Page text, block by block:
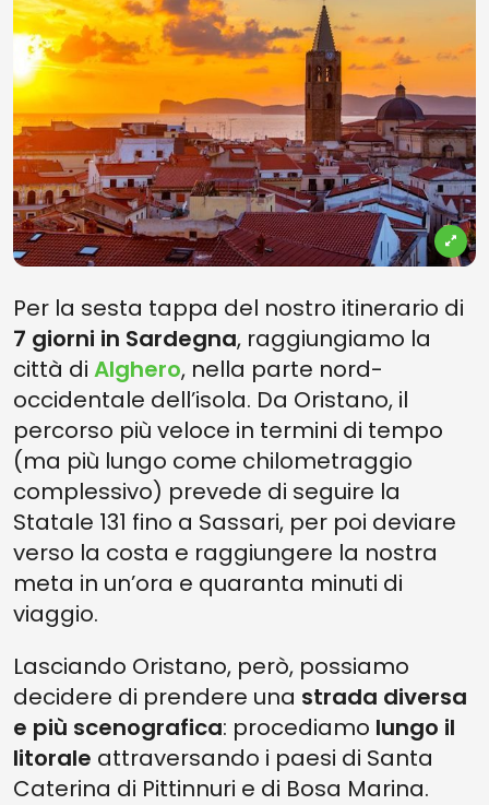
Per la sesta tappa del nostro itinerario di
7 giorni in Sardegna, raggiungiamo la
città di Alghero, nella parte nord-
occidentale dell’isola. Da Oristano, il
percorso più veloce in termini di tempo
(ma più lungo come chilometraggio
complessivo) prevede di seguire la
Statale 131 fino a Sassari, per poi deviare
verso la costa e raggiungere la nostra
meta in un’ora e quaranta minuti di
viaggio.
Lasciando Oristano, però, possiamo
decidere di prendere una strada diversa
e più scenografica: procediamo lungo il
litorale attraversando i paesi di Santa
Caterina di Pittinnuri e di Bosa Marina.